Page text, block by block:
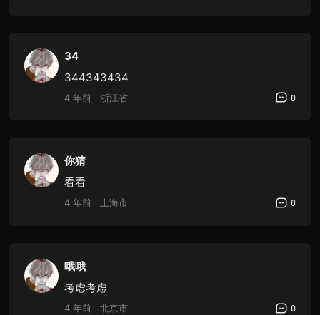
34
344343434
4 年前 浙江省 0
你猜
看看
4 年前 上海市 0
哦哦
考虑考虑
4 年前 北京市 0